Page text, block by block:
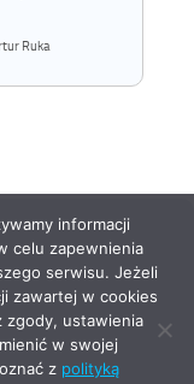
Ruka
informacji
celu zapewnienia
serwisu. Jeżeli
zawartej w cookies
zgody, ustawienia
w swojej
z polityką